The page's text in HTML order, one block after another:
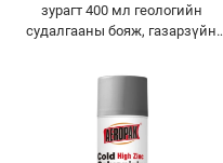
зурагт 400 мл геологийн
судалгааны бояж, газарзүйн